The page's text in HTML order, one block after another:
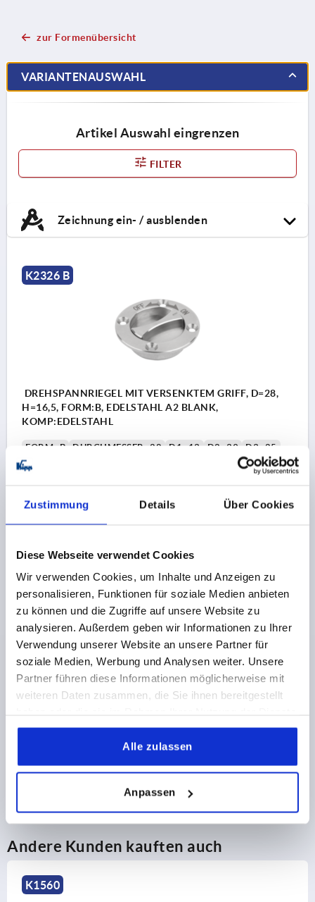
Zustimmung Details Über Cookies
Diese Webseite verwendet Cookies
Wir verwenden Cookies, um Inhalte und Anzeigen zu
personalisieren, Funktionen für soziale Medien anbieten
zu können und die Zugriffe auf unsere Website zu
analysieren. Außerdem geben wir Informationen zu Ihrer
Verwendung unserer Website an unsere Partner für
soziale Medien, Werbung und Analysen weiter. Unsere
Partner führen diese Informationen möglicherweise mit
weiteren Daten zusammen, die Sie ihnen bereitgestellt
gesammelt haben.
Alle zulassen
Anpassen
zur Formenübersicht
VARIANTENAUSWAHL
Artikel Auswahl eingrenzen
FILTER
Zeichnung ein- / ausblenden
1) Montagemöglichkeit 1
2) Montagemöglichkeit 2
3) Platte
4) Passend für Befestigungsschrauben
(Senkkopf) M2,5
K2326 B
DREHSPANNRIEGEL MIT VERSENKTEM GRIFF, D=28,
H=16,5, FORM:B, EDELSTAHL A2 BLANK,
KOMP:EDELSTAHL
FORM=B DURCHMESSER=28 D1=13 D2=39
D3=25
D4=32
H2=2
SPANNKRAFT N=30
AUSZUGSKRAFT F KN=1
Bestellnummer:K2326.12813
80,46 CHF
zzgl. MwSt.
zzgl. Versandkosten
DETAILS
PRODUKTDETAILS
Andere Kunden kauften auch
K1560